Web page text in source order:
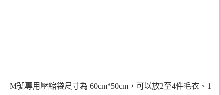
M號專用壓縮袋尺寸為 60cm*50cm，可以放2至4件毛衣、1